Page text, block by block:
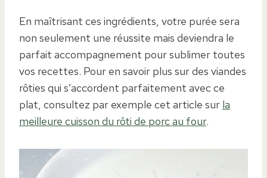
En maîtrisant ces ingrédients, votre purée sera
non seulement une réussite mais deviendra le
parfait accompagnement pour sublimer toutes
vos recettes. Pour en savoir plus sur des viandes
rôties qui s’accordent parfaitement avec ce
plat, consultez par exemple cet article sur la
meilleure cuisson du rôti de porc au four.